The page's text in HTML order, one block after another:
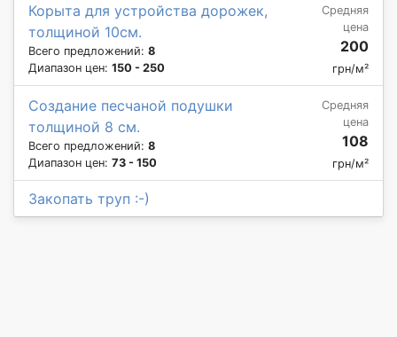
Корыта для устройства дорожек,
толщиной 10см.
Всего предложений: 8
Диапазон цен: 150 - 250
Средняя
цена
200
грн/м²
Создание песчаной подушки
толщиной 8 см.
Всего предложений: 8
Диапазон цен: 73 - 150
Средняя
цена
108
грн/м²
Закопать труп :-)